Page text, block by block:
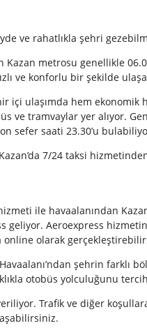
ve rahatlıkla şehri
metrosu genellikle
ve konforlu bir şekilde
içi ulaşımda hem ekonomik
ve tramvaylar yer alıyor.
sefer saati 23.30’u
7/24 taksi
ile havaalanından
geliyor. Aeroexpress
online olarak
şehrin farklı
otobüs yolculuğunu
Trafik ve diğer